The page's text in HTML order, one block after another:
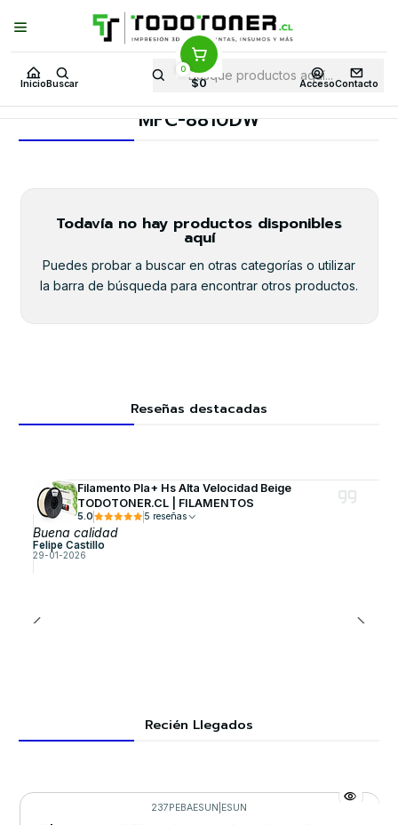
Inicio Buscar
0
$0 AccesoContacto
Puedes Elegir: Comprar enTienda· Despachoa Todo Chile · Retiro en
Tienda en24 Horas
Inicio Toner y tambor Tambor Original BROTHER
Equipos BROTHER MFC-8810DW
MFC-8810DW
Todavía no hay productos disponibles
aquí
Puedes probar a buscar en otras categorías o utilizar
la barra de búsqueda para encontrar otros productos.
Reseñas destacadas
Filamento Pla+ Hs Alta Velocidad Beige
TODOTONER.CL | FILAMENTOS
5.0 5 reseñas
Buena calidad
Felipe Castillo
29-01-2026
Recién Llegados
237PEBAESUN ESUN